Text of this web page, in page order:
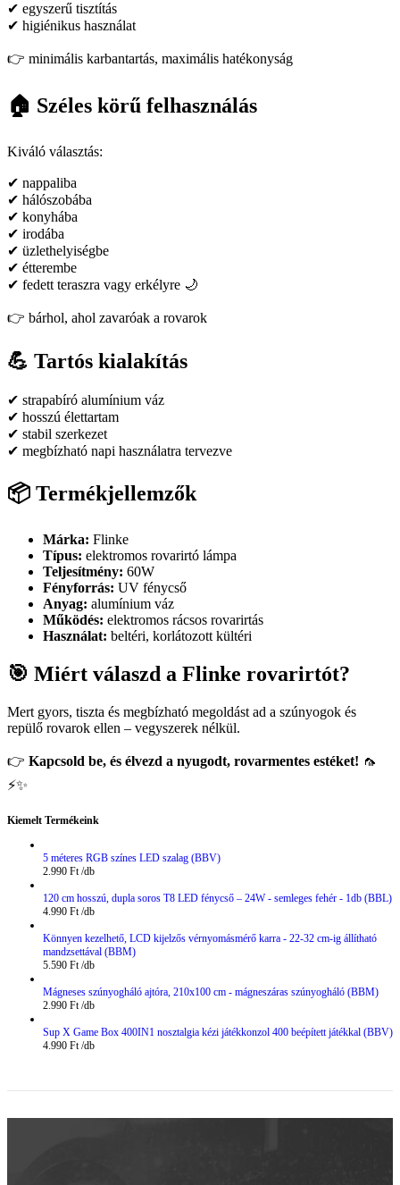
✔ egyszerű tisztítás
✔ higiénikus használat
👉 minimális karbantartás, maximális hatékonyság
🏠 Széles körű felhasználás
Kiváló választás:
✔ nappaliba
✔ hálószobába
✔ konyhába
✔ irodába
✔ üzlethelyiségbe
✔ étterembe
✔ fedett teraszra vagy erkélyre 🌙
👉 bárhol, ahol zavaróak a rovarok
💪 Tartós kialakítás
✔ strapabíró alumínium váz
✔ hosszú élettartam
✔ stabil szerkezet
✔ megbízható napi használatra tervezve
📦 Termékjellemzők
Márka: Flinke
Típus: elektromos rovarirtó lámpa
Teljesítmény: 60W
Fényforrás: UV fénycső
Anyag: alumínium váz
Működés: elektromos rácsos rovarirtás
Használat: beltéri, korlátozott kültéri
🎯 Miért válaszd a Flinke rovarirtót?
Mert gyors, tiszta és megbízható megoldást ad a szúnyogok és
repülő rovarok ellen – vegyszerek nélkül.
👉 Kapcsold be, és élvezd a nyugodt, rovarmentes estéket! 🦟
⚡✨
Kiemelt Termékeink
5 méteres RGB színes LED szalag (BBV)
2.990 Ft
120 cm hosszú, dupla soros T8 LED fénycső – 24W - semleges fehér - 1db (BBL)
4.990 Ft
Könnyen kezelhető, LCD kijelzős vérnyomásmérő karra - 22-32 cm-ig állítható
mandzsettával (BBM)
5.590 Ft
Mágneses szúnyogháló ajtóra, 210x100 cm - mágneszáras szúnyogháló (BBM)
2.990 Ft
Sup X Game Box 400IN1 nosztalgia kézi játékkonzol 400 beépített játékkal (BBV)
4.990 Ft